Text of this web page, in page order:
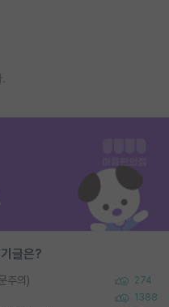
글은?
주의) 274
1388